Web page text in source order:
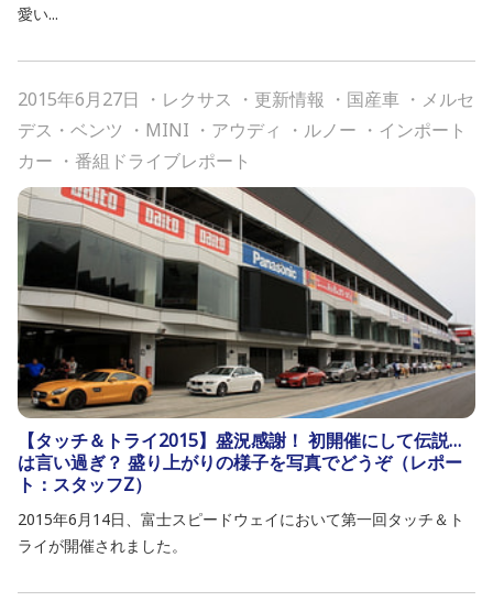
愛い...
2015年6月27日 ・ レクサス ・ 更新情報 ・ 国産車 ・ メルセ
デス・ベンツ ・ MINI ・ アウディ ・ ルノー ・ インポート
カー ・ 番組ドライブレポート
【タッチ＆トライ2015】盛況感謝！ 初開催にして伝説…
は言い過ぎ？ 盛り上がりの様子を写真でどうぞ（レポー
ト：スタッフZ）
2015年6月14日、富士スピードウェイにおいて第一回タッチ＆ト
ライが開催されました。